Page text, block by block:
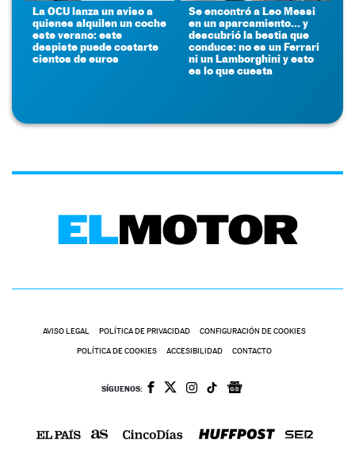
La OCU lanza un aviso a
quienes alquilen un coche
este verano: este
despiste puede costarte
cientos de euros
Se encontró a Leo Messi
en un aparcamiento... y
descubrió la bestia que
conduce: no es un Ferrari
ni un Lamborghini y esto
es lo que cuesta
AVISO LEGAL POLÍTICA DE PRIVACIDAD CONFIGURACIÓN DE COOKIES
POLÍTICA DE COOKIES ACCESIBILIDAD CONTACTO
SÍGUENOS: